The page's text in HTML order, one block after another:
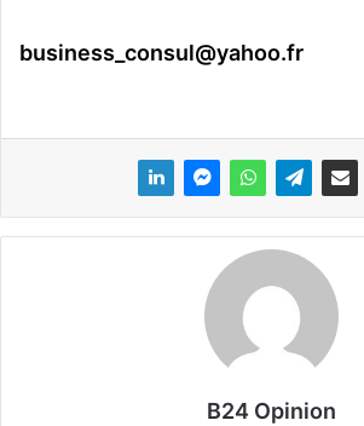
business_consul@yahoo.fr
B24 Opinion